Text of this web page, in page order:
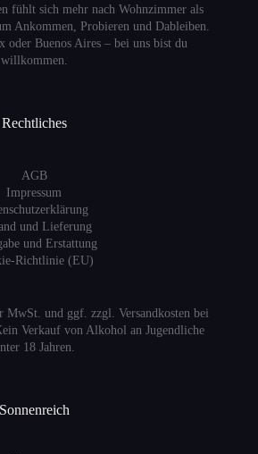
fühlt sich mehr nach Wohnzimmer als
Ankommen, Probieren und Dableiben.
oder Buenos Aires – bei uns bist du
willkommen.
Rechtliches
AGB
Impressum
und Lieferung
und Erstattung
Richtlinie (EU)
MwSt. und ggf. zzgl. Versandkosten bei
Verkauf von Alkohol an Jugendliche
18 Jahren.
Sonnenreich